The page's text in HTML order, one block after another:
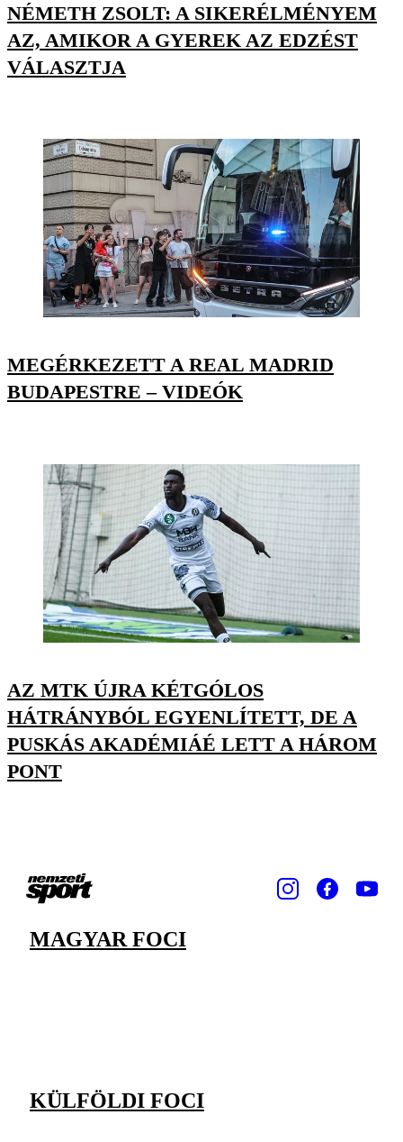
NÉMETH ZSOLT: A SIKERÉLMÉNYEM
AZ, AMIKOR A GYEREK AZ EDZÉST
VÁLASZTJA
MEGÉRKEZETT A REAL MADRID
BUDAPESTRE – VIDEÓK
AZ MTK ÚJRA KÉTGÓLOS
HÁTRÁNYBÓL EGYENLÍTETT, DE A
PUSKÁS AKADÉMIÁÉ LETT A HÁROM
PONT
MAGYAR FOCI
KÜLFÖLDI FOCI